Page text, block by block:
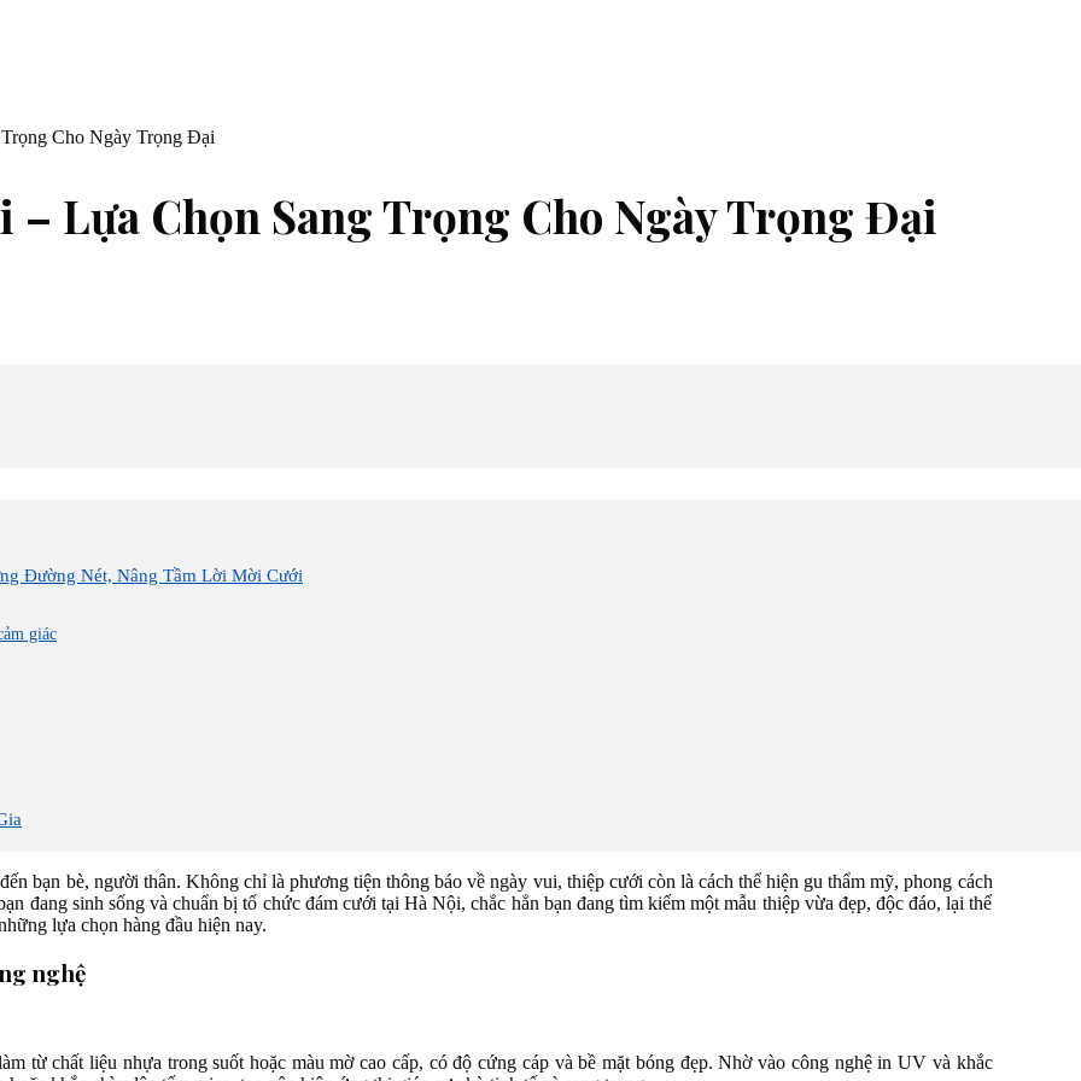
Cho Ngày Trọng Đại
Lựa Chọn Sang Trọng Cho Ngày Trọng Đại
Đường Nét, Nâng Tầm Lời Mời Cưới
giác
bạn bè, người thân. Không chỉ là phương tiện thông báo về ngày vui, thiệp cưới còn là cách thể hiện gu thẩm mỹ, phong cách
đang sinh sống và chuẩn bị tổ chức đám cưới tại Hà Nội, chắc hẳn bạn đang tìm kiếm một mẫu thiệp vừa đẹp, độc đáo, lại thể
lựa chọn hàng đầu hiện nay.
nghệ
từ chất liệu nhựa trong suốt hoặc màu mờ cao cấp, có độ cứng cáp và bề mặt bóng đẹp. Nhờ vào công nghệ in UV và khắc